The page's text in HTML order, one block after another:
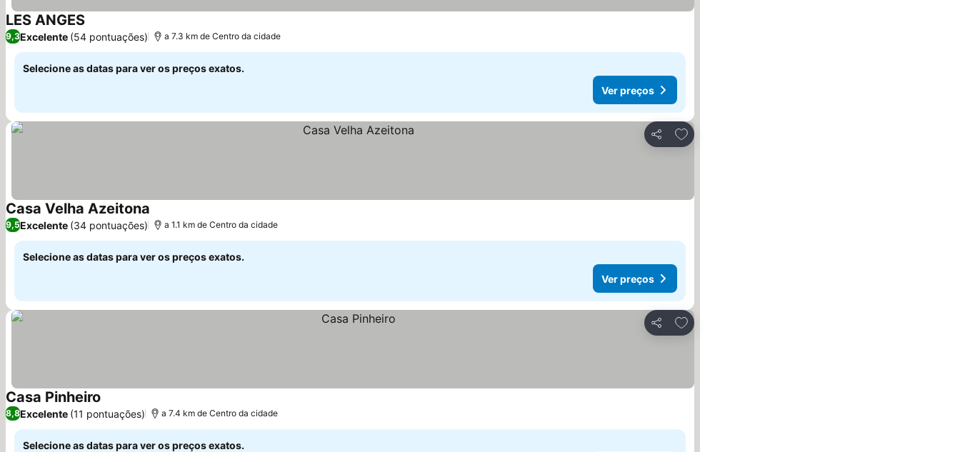
LES ANGES
9,3Excelente (54 pontuações) a 7.3 km de Centro da cidade
Selecione as datas para ver os preços exatos.
Ver preços
Partilhar
Adicionar aos favoritos
Casa Velha Azeitona Ver preços
9,5Excelente (34 pontuações) a 1.1 km de Centro da cidade
Selecione as datas para ver os preços exatos.
Ver preços
Partilhar
Adicionar aos favoritos
Casa Pinheiro Ver preços
8,8Excelente (11 pontuações) a 7.4 km de Centro da cidade
Selecione as datas para ver os preços exatos.